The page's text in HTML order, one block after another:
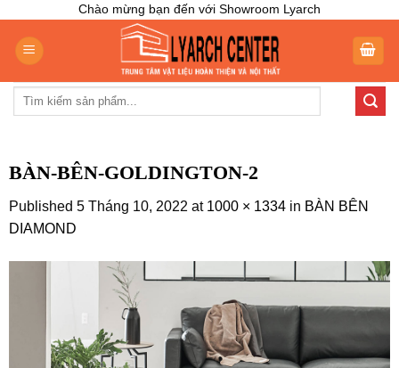
content
Chào mừng bạn đến với Showroom Lyarch
Tìm
BÀN-BÊN-GOLDINGTON-2
Published 5 Tháng 10, 2022 at 1000 × 1334 in BÀN BÊN
DIAMOND